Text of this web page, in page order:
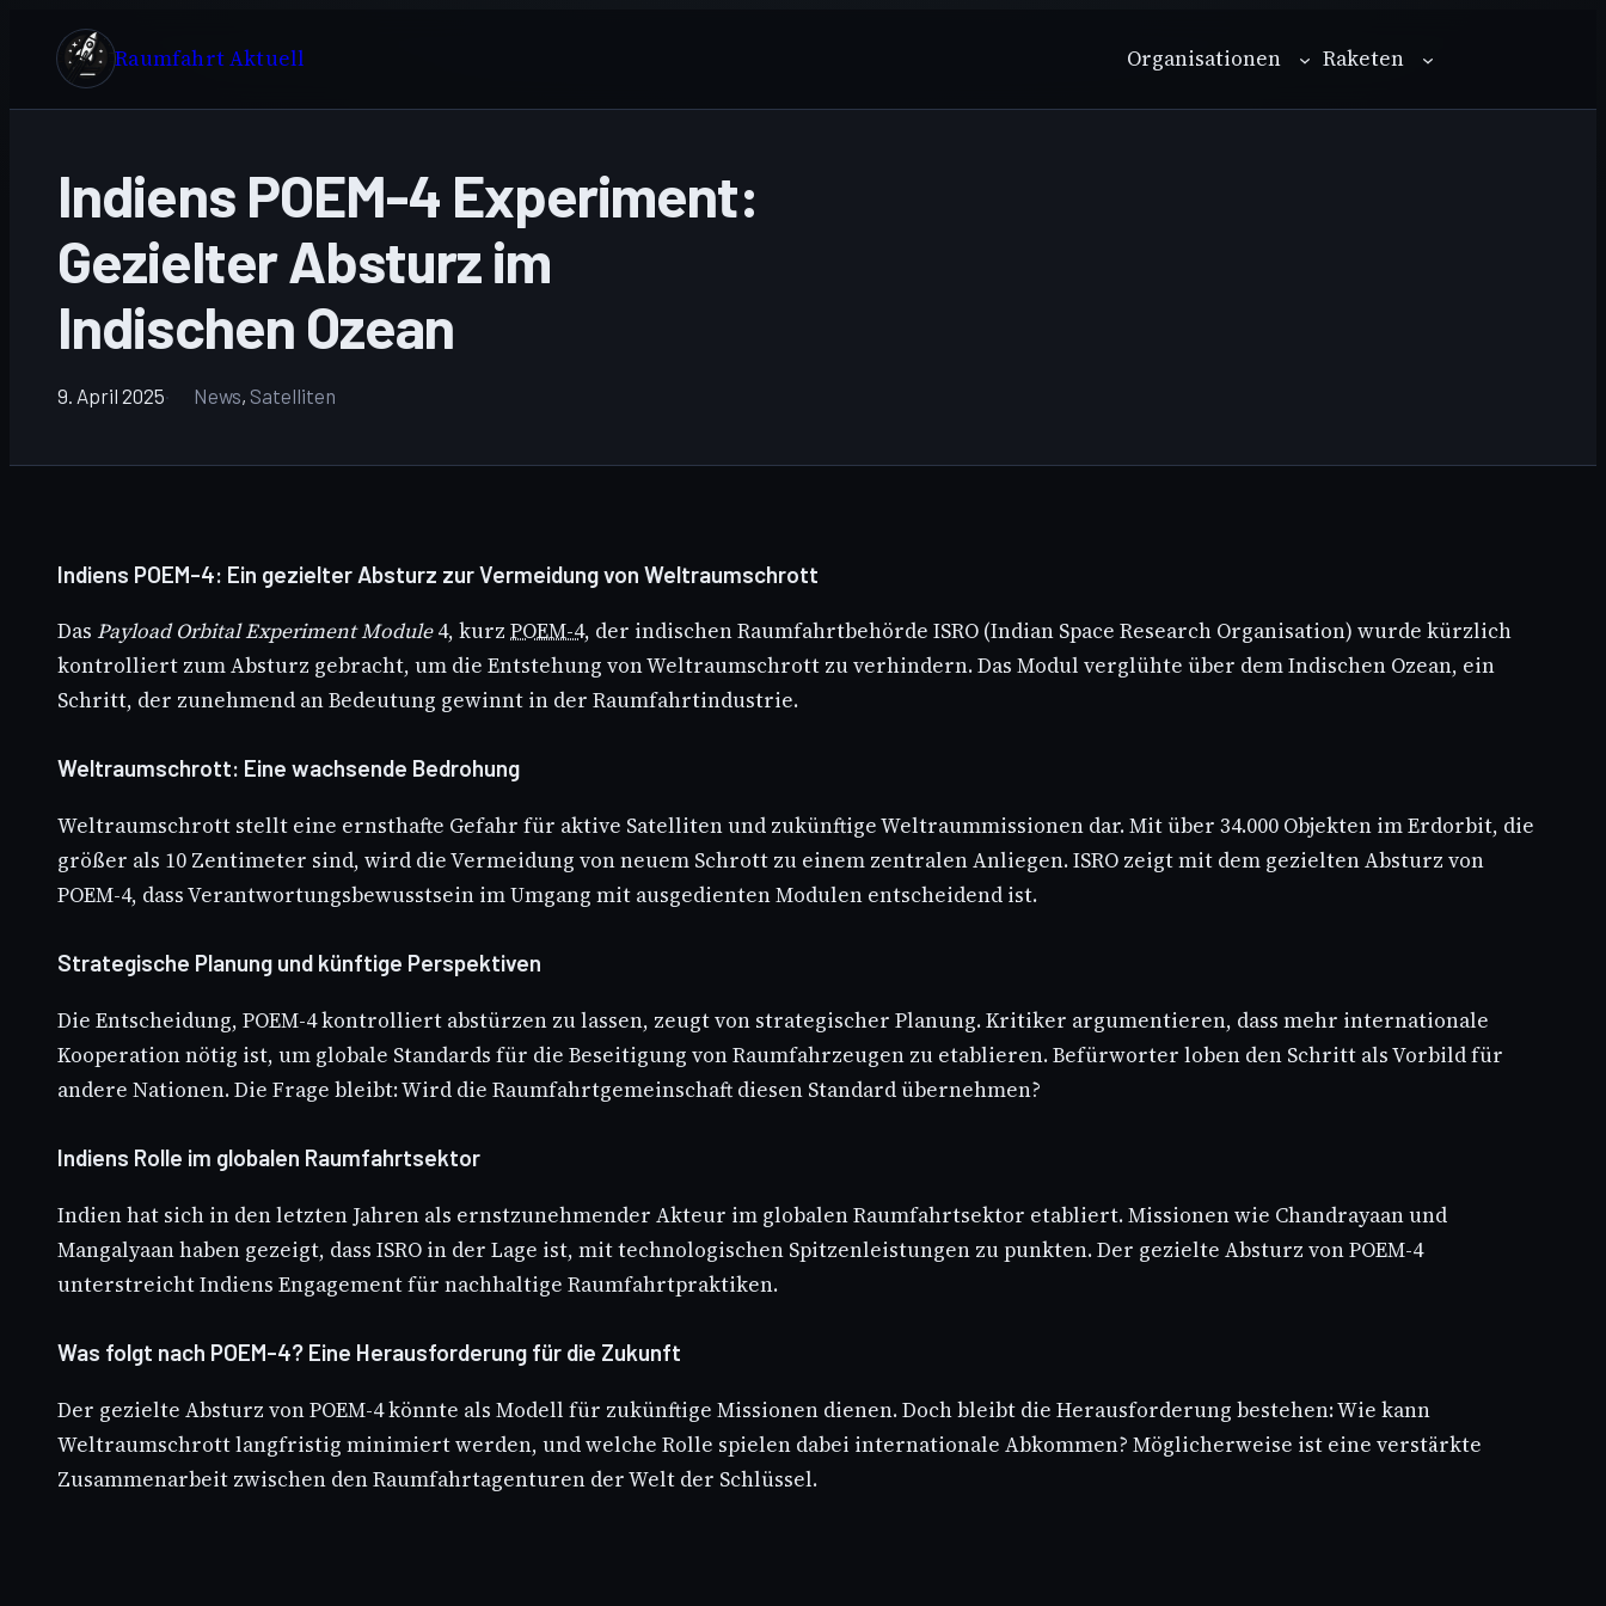
Inhalt
springen
Raumfahrt Aktuell Organisationen Raketen
Indiens POEM-4 Experiment:
Gezielter Absturz im
Indischen Ozean
9. April 2025 News, Satelliten
Indiens POEM-4: Ein gezielter Absturz zur Vermeidung von Weltraumschrott
DasPayload Orbital Experiment Module4, kurzPOEM-4, der indischen Raumfahrtbehörde ISRO (Indian Space Research Organisation) wurde kürzlich
kontrolliert zum Absturz gebracht, um die Entstehung von Weltraumschrott zu verhindern. Das Modul verglühte über dem Indischen Ozean, ein
Schritt, der zunehmend an Bedeutung gewinnt in der Raumfahrtindustrie.
Weltraumschrott: Eine wachsende Bedrohung
Weltraumschrott stellt eine ernsthafte Gefahr für aktive Satelliten und zukünftige Weltraummissionen dar. Mit über 34.000 Objekten im Erdorbit, die
größer als 10 Zentimeter sind, wird die Vermeidung von neuem Schrott zu einem zentralen Anliegen. ISRO zeigt mit dem gezielten Absturz von
POEM-4, dass Verantwortungsbewusstsein im Umgang mit ausgedienten Modulen entscheidend ist.
Strategische Planung und künftige Perspektiven
Die Entscheidung, POEM-4 kontrolliert abstürzen zu lassen, zeugt von strategischer Planung. Kritiker argumentieren, dass mehr internationale
Kooperation nötig ist, um globale Standards für die Beseitigung von Raumfahrzeugen zu etablieren. Befürworter loben den Schritt als Vorbild für
andere Nationen. Die Frage bleibt: Wird die Raumfahrtgemeinschaft diesen Standard übernehmen?
Indiens Rolle im globalen Raumfahrtsektor
Indien hat sich in den letzten Jahren als ernstzunehmender Akteur im globalen Raumfahrtsektor etabliert. Missionen wie Chandrayaan und
Mangalyaan haben gezeigt, dass ISRO in der Lage ist, mit technologischen Spitzenleistungen zu punkten. Der gezielte Absturz von POEM-4
unterstreicht Indiens Engagement für nachhaltige Raumfahrtpraktiken.
Was folgt nach POEM-4? Eine Herausforderung für die Zukunft
Der gezielte Absturz von POEM-4 könnte als Modell für zukünftige Missionen dienen. Doch bleibt die Herausforderung bestehen: Wie kann
Weltraumschrott langfristig minimiert werden, und welche Rolle spielen dabei internationale Abkommen? Möglicherweise ist eine verstärkte
Zusammenarbeit zwischen den Raumfahrtagenturen der Welt der Schlüssel.